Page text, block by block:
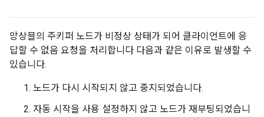
앙상블의 주키퍼 노드가 비정상 상태가 되어 클라이언트에 응
답할 수 없음 요청을 처리합니다 다음과 같은 이유로 발생할 수
있습니다.
노드가 다시 시작되지 않고 중지되었습니다.
자동 시작을 사용 설정하지 않고 노드가 재부팅되었습니